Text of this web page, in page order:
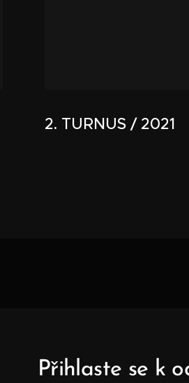
2. TURNUS / 2021
Přihlaste se k